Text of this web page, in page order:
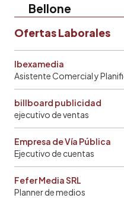
Bellone
Ofertas Laborales
Ibexamedia
Asistente Comercial y
billboard publicidad
ejecutivo de ventas
Empresa de Vía Pública
Ejecutivo de cuentas
Fefer Media SRL
Planner de medios